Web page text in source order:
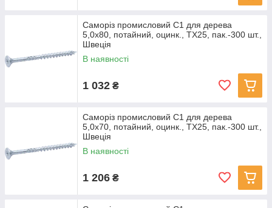
Саморіз промисловий С1 для дерева
5,0х80, потайний, оцинк., TX25, пак.-300 шт.,
Швеція
В наявності
1 032 ₴
Саморіз промисловий С1 для дерева
5,0х70, потайний, оцинк., TX25, пак.-300 шт.,
Швеція
В наявності
1 206 ₴